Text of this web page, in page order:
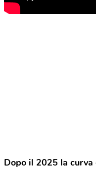
Dopo il 2025 la